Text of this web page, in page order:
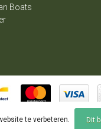
Boats
te verbeteren. Dit